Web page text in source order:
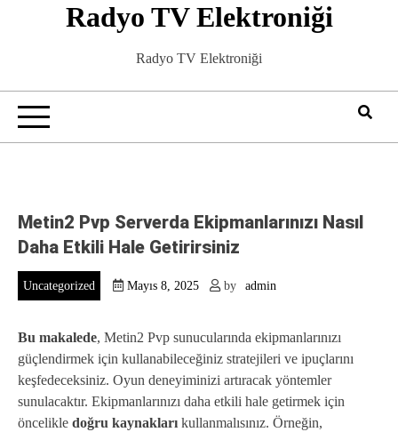
Radyo TV Elektroniği
Radyo TV Elektroniği
Metin2 Pvp Serverda Ekipmanlarınızı Nasıl
Daha Etkili Hale Getirirsiniz
Uncategorized Mayıs 8, 2025 by admin
Bu makalede, Metin2 Pvp sunucularında ekipmanlarınızı
güçlendirmek için kullanabileceğiniz stratejileri ve ipuçlarını
keşfedeceksiniz. Oyun deneyiminizi artıracak yöntemler
sunulacaktır. Ekipmanlarınızı daha etkili hale getirmek için
öncelikle doğru kaynakları kullanmalısınız. Örneğin,